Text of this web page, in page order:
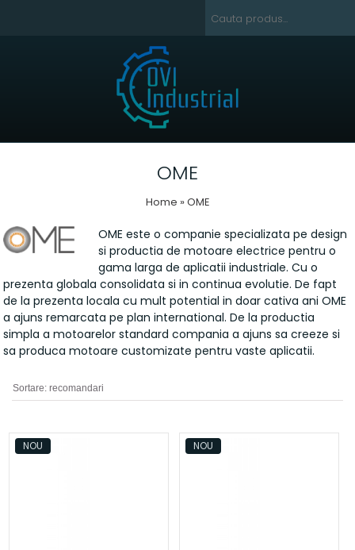
OME
Home » OME
OME este o companie specializata pe design
si productia de motoare electrice pentru o
gama larga de aplicatii industriale. Cu o
prezenta globala consolidata si in continua evolutie. De fapt
de la prezenta locala cu mult potential in doar cativa ani OME
a ajuns remarcata pe plan international. De la productia
simpla a motoarelor standard compania a ajuns sa creeze si
sa produca motoare customizate pentru vaste aplicatii.
NOU NOU